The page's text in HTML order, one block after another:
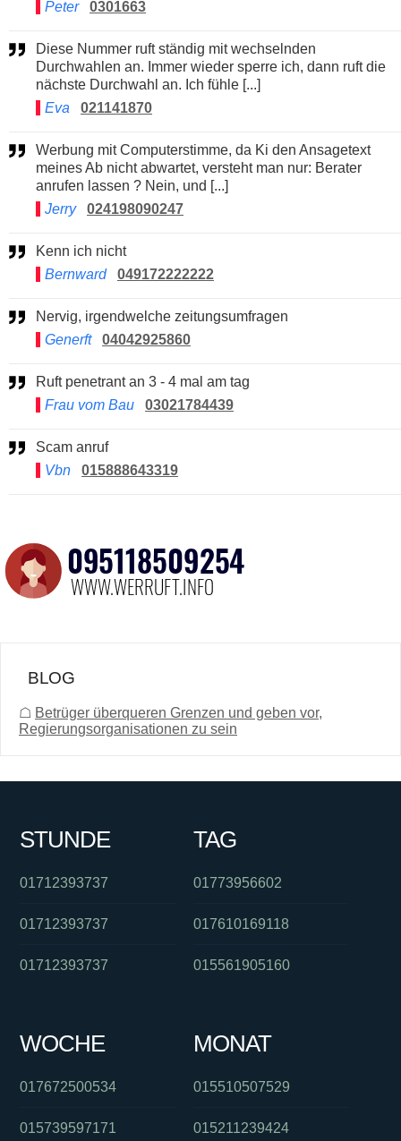
Peter
0301663
Diese Nummer ruft ständig mit wechselnden
Durchwahlen an. Immer wieder sperre ich, dann ruft die
nächste Durchwahl an. Ich fühle [...]
Eva
021141870
Werbung mit Computerstimme, da Ki den Ansagetext
meines Ab nicht abwartet, versteht man nur: Berater
anrufen lassen ? Nein, und [...]
Jerry
024198090247
Kenn ich nicht
Bernward
049172222222
Nervig, irgendwelche zeitungsumfragen
Generft
04042925860
Ruft penetrant an 3 - 4 mal am tag
Frau vom Bau
03021784439
Scam anruf
Vbn
015888643319
BLOG
☖ Betrüger überqueren Grenzen und geben vor,
Regierungsorganisationen zu sein
STUNDE
01712393737
01712393737
01712393737
TAG
01773956602
017610169118
015561905160
WOCHE
017672500534
015739597171
MONAT
015510507529
015211239424